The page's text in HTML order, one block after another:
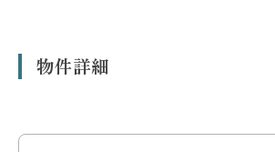
※物件の条件によってはローンが使えない場合があり
※借入にあたっては金融機関による審査があり、お
す。
物件詳細